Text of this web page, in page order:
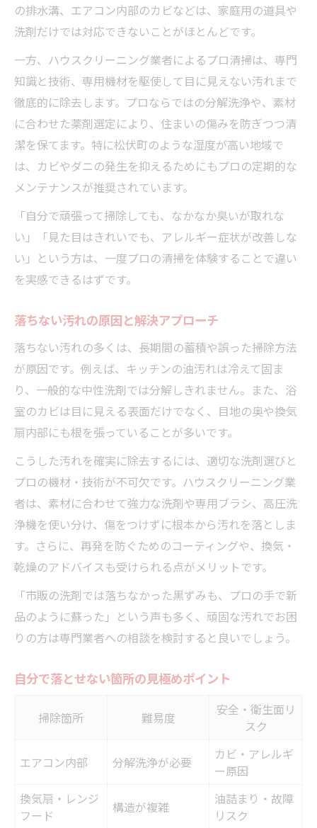
の排水溝、エアコン内部のカビなどは、家庭用の道具や
洗剤だけでは対応できないことがほとんどです。
一方、ハウスクリーニング業者によるプロ清掃は、専門
知識と技術、専用機材を駆使して目に見えない汚れまで
徹底的に除去します。プロならではの分解洗浄や、素材
に合わせた薬剤選定により、住まいの傷みを防ぎつつ清
潔を保てます。特に松伏町のような湿度が高い地域で
は、カビやダニの発生を抑えるためにもプロの定期的な
メンテナンスが推奨されています。
「自分で頑張って掃除しても、なかなか臭いが取れな
い」「見た目はきれいでも、アレルギー症状が改善しな
い」という方は、一度プロの清掃を体験することで違い
を実感できるはずです。
落ちない汚れの原因と解決アプローチ
落ちない汚れの多くは、長期間の蓄積や誤った掃除方法
が原因です。例えば、キッチンの油汚れは冷えて固ま
り、一般的な中性洗剤では分解しきれません。また、浴
室のカビは目に見える表面だけでなく、目地の奥や換気
扇内部にも根を張っていることが多いです。
こうした汚れを確実に除去するには、適切な洗剤選びと
プロの機材・技術が不可欠です。ハウスクリーニング業
者は、素材に合わせて強力な洗剤や専用ブラシ、高圧洗
浄機を使い分け、傷をつけずに根本から汚れを落としま
す。さらに、再発を防ぐためのコーティングや、換気・
乾燥のアドバイスも受けられる点がメリットです。
「市販の洗剤では落ちなかった黒ずみも、プロの手で新
品のように蘇った」という声も多く、頑固な汚れでお困
りの方は専門業者への相談を検討すると良いでしょう。
自分で落とせない箇所の見極めポイント
掃除箇所 難易度
安全・衛生面リ
スク
エアコン内部 分解洗浄が必要
カビ・アレルギ
ー原因
換気扇・レンジ
フード
構造が複雑
油詰まり・故障
リスク